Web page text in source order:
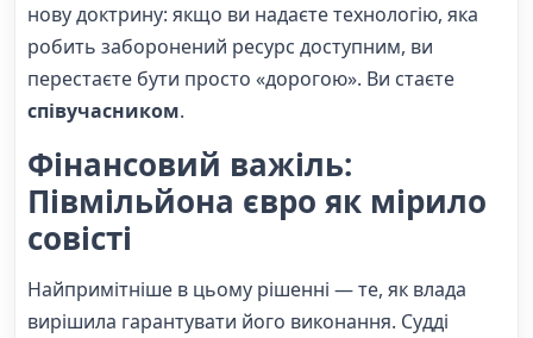
нову доктрину: якщо ви надаєте технологію, яка
робить заборонений ресурс доступним, ви
перестаєте бути просто «дорогою». Ви стаєте
співучасником.
Фінансовий важіль:
Півмільйона євро як мірило
совісті
Найпримітніше в цьому рішенні — те, як влада
вирішила гарантувати його виконання. Судді